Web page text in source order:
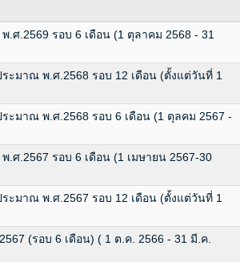
ศ.2569 รอบ 6 เดือน (1 ตุลาคม 2568 - 31
ะมาณ พ.ศ.2568 รอบ 12 เดือน (ตั้งแต่วันที่ 1
ะมาณ พ.ศ.2568 รอบ 6 เดือน (1 ตุลคม 2567 -
ศ.2567 รอบ 6 เดือน (1 เมษายน 2567-30
ะมาณ พ.ศ.2567 รอบ 12 เดือน (ตั้งแต่วันที่ 1
(รอบ 6 เดือน) ( 1 ต.ค. 2566 - 31 มี.ค.